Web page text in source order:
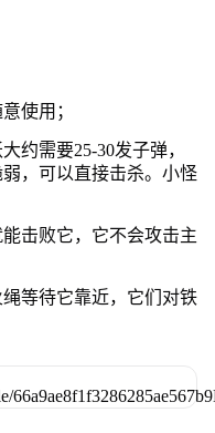
使用；
约需要25-30发子弹，
，可以直接击杀。小怪
击败它，它不会攻击主
等待它靠近，它们对铁